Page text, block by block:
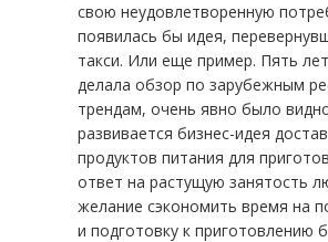
свою неудовлетворенную
появилась бы идея,
такси. Или еще пример. Пять
делала обзор по зарубежным
трендам, очень явно было
развивается бизнес-идея
продуктов питания для
ответ на растущую занятость
желание сэкономить время на
и подготовку к приготовлению